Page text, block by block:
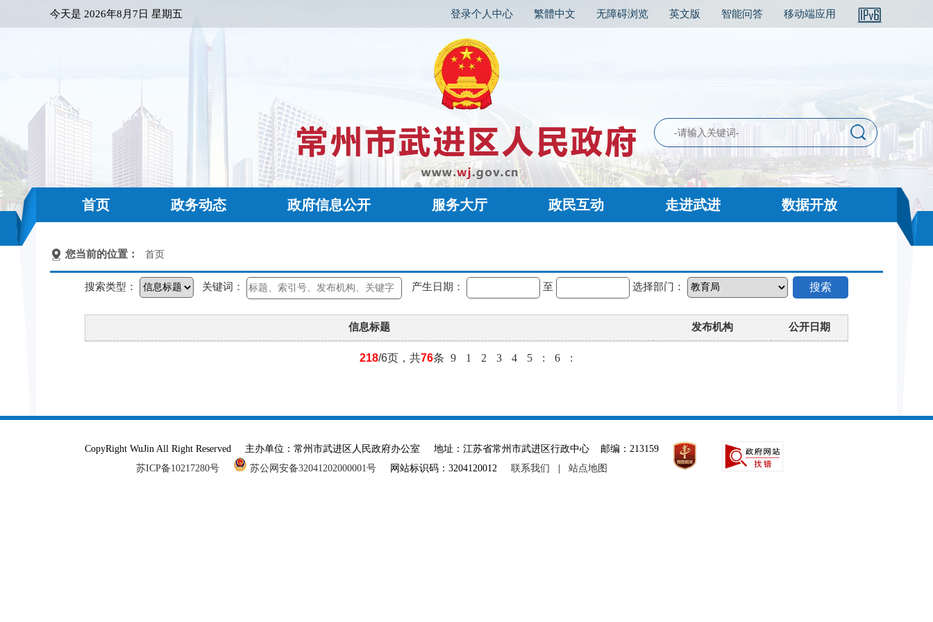
今天是 2026年8月7日 星期五 登录个人中心 繁體中文 无障碍浏览 英文版 智能问答 移动端应用
首页 政务动态 政府信息公开 服务大厅 政民互动 走进武进 数据开放
您当前的位置： 首页
搜索类型： 关键词： 产生日期： 至 选择部门： 搜索
信息标题 发布机构 公开日期
218/6页，共76条 9 1 2 3 4 5 : 6 :
CopyRight WuJin All Right Reserved 主办单位：常州市武进区人民政府办公室 地址：江苏省常州市武进区行政中心 邮编：213159
苏ICP备10217280号
苏公网安备32041202000001号 网站标识码：3204120012 联系我们 站点地图